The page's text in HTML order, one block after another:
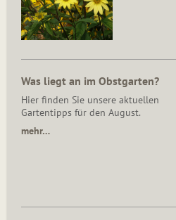
Was liegt an im Obstgarten?
Hier finden Sie unsere aktuellen
Gartentipps für den August.
mehr…